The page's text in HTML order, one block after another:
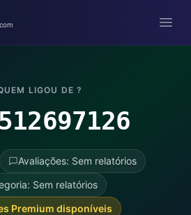
LIGOU DE ?
Avaliações: Sem relatórios
Sem relatórios
Premium disponíveis